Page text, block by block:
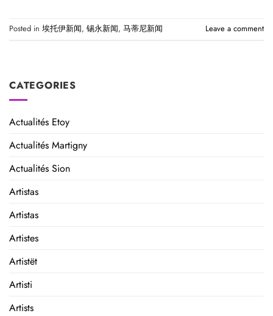
Posted in 埃托伊新闻, 锡永新闻, 马蒂尼新闻 Leave a comment
CATEGORIES
Actualités Etoy
Actualités Martigny
Actualités Sion
Artistas
Artistas
Artistes
Artistët
Artisti
Artists